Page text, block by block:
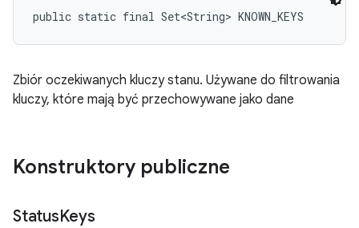
public static final Set<String> KNOWN_KEYS
Zbiór oczekiwanych kluczy stanu. Używane do filtrowania
kluczy, które mają być przechowywane jako dane
Konstruktory publiczne
StatusKeys